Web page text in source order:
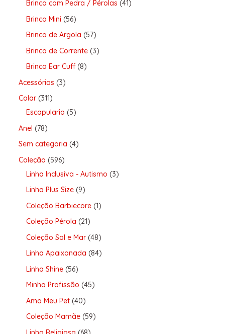
Brinco com Pedra / Pérolas 41
Brinco Mini 56
Brinco de Argola 57
Brinco de Corrente 3
Brinco Ear Cuff 8
Acessórios 3
Colar 311
Escapulario 5
Anel 78
Sem categoria 4
Coleção 596
Linha Inclusiva - Autismo 3
Linha Plus Size 9
Coleção Barbiecore 1
Coleção Pérola 21
Coleção Sol e Mar 48
Linha Apaixonada 84
Linha Shine 56
Minha Profissão 45
Amo Meu Pet 40
Coleção Mamãe 59